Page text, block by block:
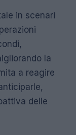
in scenari
la
a reagire
delle